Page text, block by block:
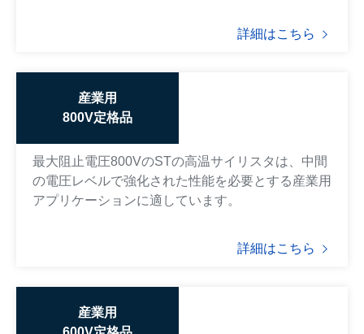
詳細はこちら
産業用
800V定格品
最大阻止電圧800VのSTの高温サイリスタは、中間
の電圧レベルで強化された性能を必要とする産業用
アプリケーションに適しています。
詳細はこちら
産業用